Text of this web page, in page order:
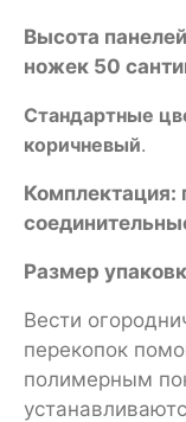
Высота
ножек 50
Стандартные
коричневый.
Комплектация:
Размер
Вести
перекопок
полимерным